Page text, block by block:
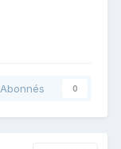
Abonnés 0